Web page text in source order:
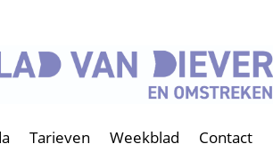
Tarieven Weekblad Contact